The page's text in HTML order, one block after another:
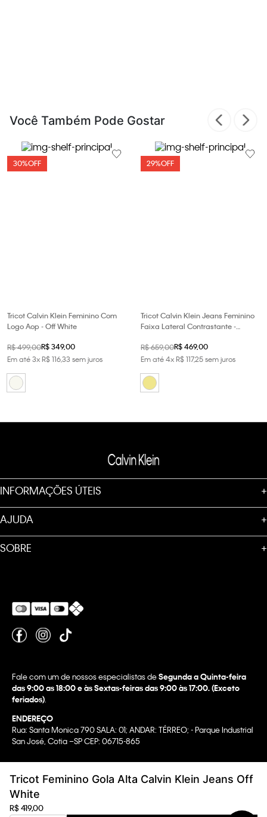
Tricot Feminino Gola Alta Calvin Klein Jeans Off
White
R$419,00
Você Também Pode Gostar
30%OFF
Tricot Calvin Klein Feminino Com
Logo Aop - Off White
R$499,00R$349,00
Em até3xR$11633 sem juros
29%OFF
Tricot Calvin Klein Jeans Feminino
Faixa Lateral Contrastante -
R$659,00R$469,00
Em até4xR$117,25sem juros
INFORMAÇÕES ÚTEIS +
AJUDA +
SOBRE +
Fale com um de nossos especialistas deSegunda a Quinta-feira
das 9:00 as 18:00 e às Sextas-feiras das 9:00 às 17:00. (Exceto
feriados)
ENDEREÇO
Rua: Santa Monica 790 SALA: 01; ANDAR: TÉRREO; - Parque Industrial
San José, Cotia –SP CEP: 06715-865
WBR INDUSTRIA E COMERCIO DE VESTUARIO LTDA.
CNPJ 07.296.319/0058-90